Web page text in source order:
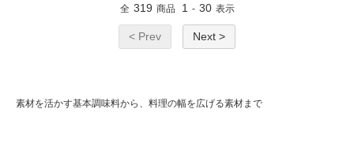
全 319 商品 1 - 30 表示
< Prev Next >
素材を活かす基本調味料から、料理の幅を広げる素材まで